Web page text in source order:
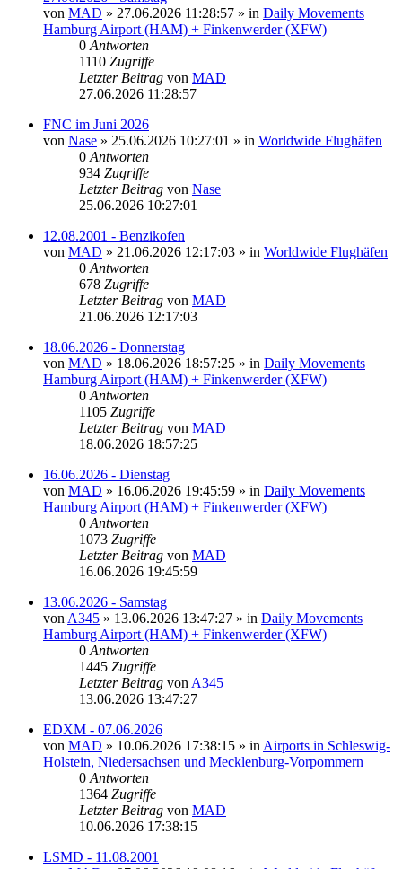
von MAD » 27.06.2026 11:28:57 » in Daily Movements
Hamburg Airport (HAM) + Finkenwerder (XFW)
0 Antworten
1110 Zugriffe
Letzter Beitrag von MAD
27.06.2026 11:28:57
FNC im Juni 2026
von Nase » 25.06.2026 10:27:01 » in Worldwide Flughäfen
0 Antworten
934 Zugriffe
Letzter Beitrag von Nase
25.06.2026 10:27:01
12.08.2001 - Benzikofen
von MAD » 21.06.2026 12:17:03 » in Worldwide Flughäfen
0 Antworten
678 Zugriffe
Letzter Beitrag von MAD
21.06.2026 12:17:03
18.06.2026 - Donnerstag
von MAD » 18.06.2026 18:57:25 » in Daily Movements
Hamburg Airport (HAM) + Finkenwerder (XFW)
0 Antworten
1105 Zugriffe
Letzter Beitrag von MAD
18.06.2026 18:57:25
16.06.2026 - Dienstag
von MAD » 16.06.2026 19:45:59 » in Daily Movements
Hamburg Airport (HAM) + Finkenwerder (XFW)
0 Antworten
1073 Zugriffe
Letzter Beitrag von MAD
16.06.2026 19:45:59
13.06.2026 - Samstag
von A345 » 13.06.2026 13:47:27 » in Daily Movements
Hamburg Airport (HAM) + Finkenwerder (XFW)
0 Antworten
1445 Zugriffe
Letzter Beitrag von A345
13.06.2026 13:47:27
EDXM - 07.06.2026
von MAD » 10.06.2026 17:38:15 » in Airports in Schleswig-
Holstein, Niedersachsen und Mecklenburg-Vorpommern
0 Antworten
1364 Zugriffe
Letzter Beitrag von MAD
10.06.2026 17:38:15
LSMD - 11.08.2001